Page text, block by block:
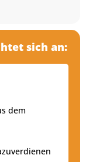
sich an:
dem